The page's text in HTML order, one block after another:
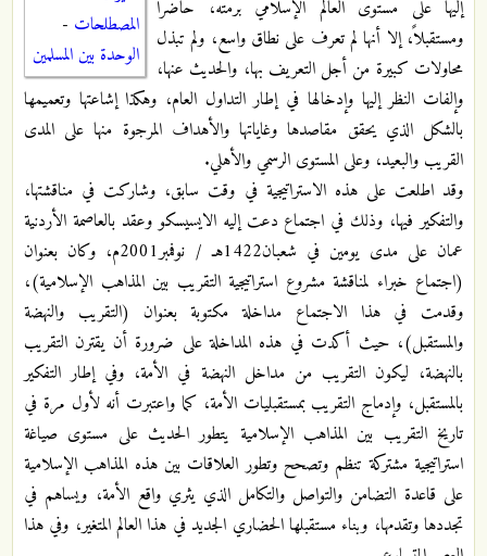
المصطلحات -
الوحدة بين المسلمين
إليها على مستوى العالم الإسلامي برمته، حاضراً
ومستقبلاً، إلا أنها لم تعرف على نطاق واسع، ولم تبذل
محاولات كبيرة من أجل التعريف بها، والحديث عنها،
وإلفات النظر إليها وإدخالها في إطار التداول العام، وهكذا إشاعتها وتعميمها
بالشكل الذي يحقق مقاصدها وغاياتها والأهداف المرجوة منها على المدى
القريب والبعيد، وعلى المستوى الرسمي والأهلي.
وقد اطلعت على هذه الاستراتيجية في وقت سابق، وشاركت في مناقشتها،
والتفكير فيها، وذلك في اجتماع دعت إليه الايسيسكو وعقد بالعاصمة الأردنية
عمان على مدى يومين في شعبان1422هـ / نوفمبر2001م، وكان بعنوان
(اجتماع خبراء لمناقشة مشروع استراتيجية التقريب بين المذاهب الإسلامية)،
وقدمت في هذا الاجتماع مداخلة مكتوبة بعنوان (التقريب والنهضة
والمستقبل)، حيث أكدت في هذه المداخلة على ضرورة أن يقترن التقريب
بالنهضة، ليكون التقريب من مداخل النهضة في الأمة، وفي إطار التفكير
بالمستقبل، وإدماج التقريب بمستقبليات الأمة، كما واعتبرت أنه لأول مرة في
تاريخ التقريب بين المذاهب الإسلامية يتطور الحديث على مستوى صياغة
استراتيجية مشتركة تنظم وتصحح وتطور العلاقات بين هذه المذاهب الإسلامية
على قاعدة التضامن والتواصل والتكامل الذي يثري واقع الأمة، ويساهم في
تجددها وتقدمها، وبناء مستقبلها الحضاري الجديد في هذا العالم المتغير، وفي هذا